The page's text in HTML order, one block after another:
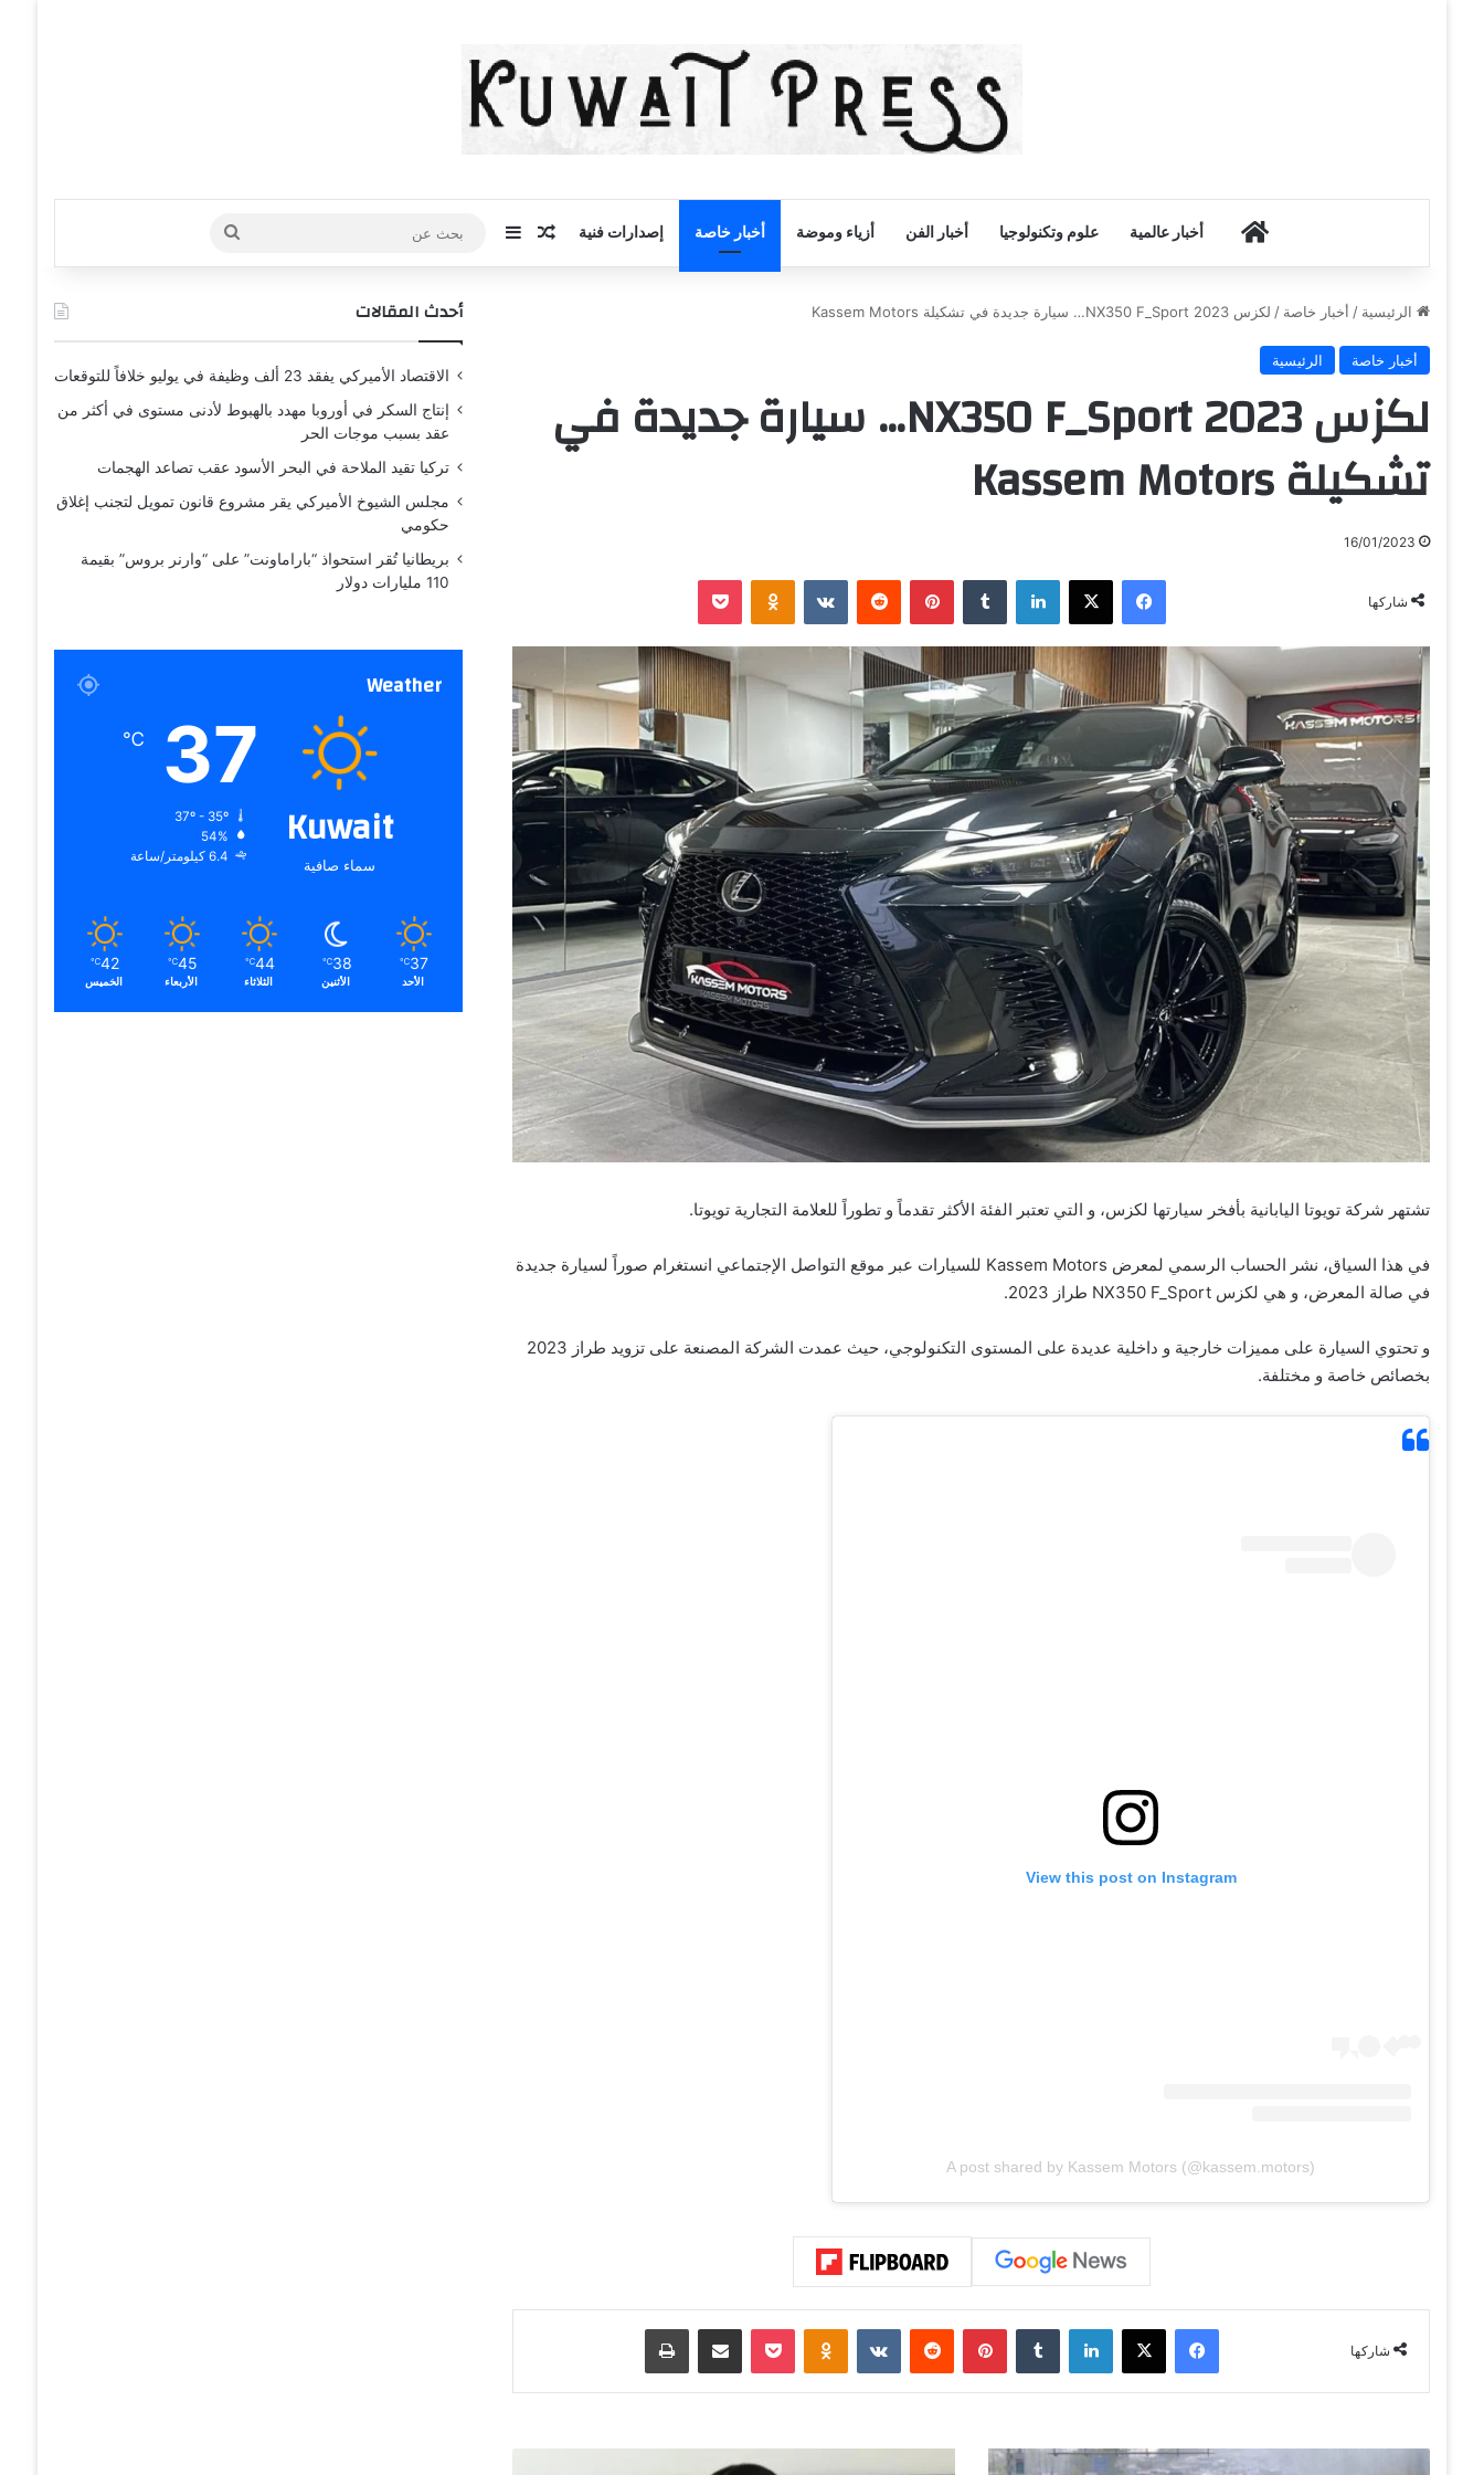
أخبار الكويت
أخبار عالمية علوم وتكنولوجيا أخبار الفن أزياء وموضة أخبار خاصة إصدارات فنية مقال عشوائي
إضافة عمود جانبي
بحث
عن
الرئيسية / أخبار خاصة / لكزس NX350 F_Sport 2023… سيارة جديدة في تشكيلة Kassem Motors
أخبار خاصة الرئيسية
لكزس NX350 F_Sport 2023… سيارة جديدة في
تشكيلة Kassem Motors
16/01/2023
شاركها
فيسبوك ‫X لينكدإن ‏Tumblr بينتيريست ‏Reddit
‏VKontakte
Odnoklassniki
‫Pocket
تشتهر شركة تويوتا اليابانية بأفخر سيارتها لكزس، و التي تعتبر الفئة الأكثر تقدماً و تطوراً للعلامة التجارية تويوتا.
في هذا السياق، نشر الحساب الرسمي لمعرض Kassem Motors للسيارات عبر موقع التواصل الإجتماعي انستغرام صوراً لسيارة جديدة
في صالة المعرض، و هي لكزس NX350 F_Sport طراز 2023.
و تحتوي السيارة على مميزات خارجية و داخلية عديدة على المستوى التكنولوجي، حيث عمدت الشركة المصنعة على تزويد طراز 2023
بخصائص خاصة و مختلفة.
View this post on Instagram
A post shared by Kassem Motors (@kassem.motors)
شاركها
فيسبوك ‫X لينكدإن ‏Tumblr بينتيريست ‏Reddit
‏VKontakte
Odnoklassniki
‫Pocket مشاركة عبر البريد طباعة
أحدث المقالات
الاقتصاد الأميركي يفقد 23 ألف وظيفة في يوليو خلافاً للتوقعات
إنتاج السكر في أوروبا مهدد بالهبوط لأدنى مستوى في أكثر من
عقد بسبب موجات الحر
تركيا تقيد الملاحة في البحر الأسود عقب تصاعد الهجمات
مجلس الشيوخ الأميركي يقر مشروع قانون تمويل لتجنب إغلاق
حكومي
بريطانيا تُقر استحواذ “باراماونت” على “وارنر بروس” بقيمة
110 مليارات دولار
Weather
Kuwait
سماء صافية
37
℃
54%
6.4 كيلومتر/ساعة
37
℃
الأحد
38
℃
الأثنين
44
℃
الثلاثاء
45
℃
الأربعاء
42
℃
الخميس